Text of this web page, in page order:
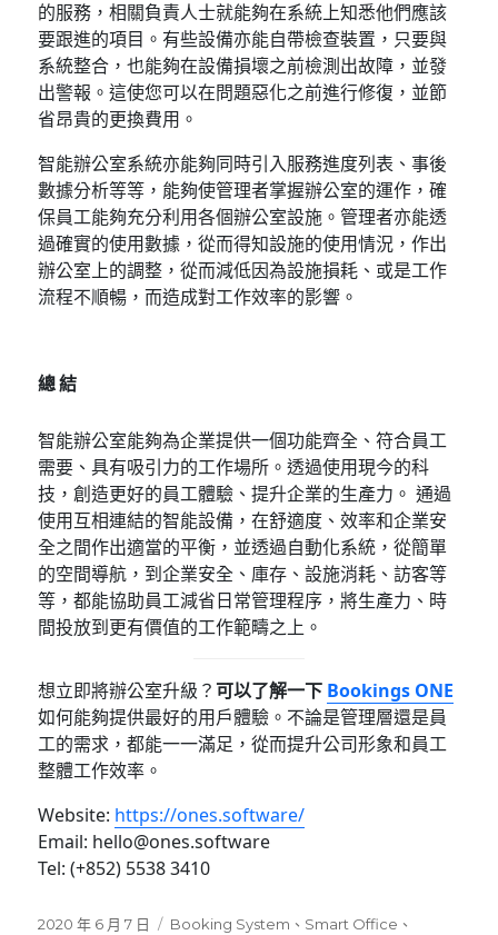
的服務，相關負責人士就能夠在系統上知悉他們應該
要跟進的項目。有些設備亦能自帶檢查裝置，只要與
系統整合，也能夠在設備損壞之前檢測出故障，並發
出警報。這使您可以在問題惡化之前進行修復，並節
省昂貴的更換費用。
智能辦公室系統亦能夠同時引入服務進度列表、事後
數據分析等等，能夠使管理者掌握辦公室的運作，確
保員工能夠充分利用各個辦公室設施。管理者亦能透
過確實的使用數據，從而得知設施的使用情況，作出
辦公室上的調整，從而減低因為設施損耗、或是工作
流程不順暢，而造成對工作效率的影響。
總結
智能辦公室能夠為企業提供一個功能齊全、符合員工
需要、具有吸引力的工作場所。透過使用現今的科
技，創造更好的員工體驗、提升企業的生產力。 通過
使用互相連結的智能設備，在舒適度、效率和企業安
全之間作出適當的平衡，並透過自動化系統，從簡單
的空間導航，到企業安全、庫存、設施消耗、訪客等
等，都能協助員工減省日常管理程序，將生產力、時
間投放到更有價值的工作範疇之上。
想立即將辦公室升級？可以了解一下 Bookings ONE
如何能夠提供最好的用戶體驗。不論是管理層還是員
工的需求，都能一一滿足，從而提升公司形象和員工
整體工作效率。
Website: https://ones.software/
Email: hello@ones.software
Tel: (+852) 5538 3410
發
2020 年 6 月 7 日
分
Booking System 、 Smart Office 、